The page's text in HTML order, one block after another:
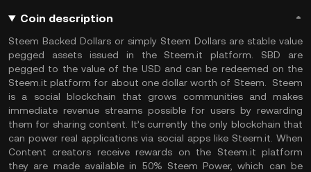
Coin description
Steem Backed Dollars or simply Steem Dollars are stable value
pegged assets issued in the Steem.it platform. SBD are
pegged to the value of the USD and can be redeemed on the
Steem.it platform for about one dollar worth of Steem. Steem
is a social blockchain that grows communities and makes
immediate revenue streams possible for users by rewarding
them for sharing content. It’s currently the only blockchain that
can power real applications via social apps like Steem.it. When
Content creators receive rewards on the Steem.it platform
they are made available in 50% Steem Power, which can be